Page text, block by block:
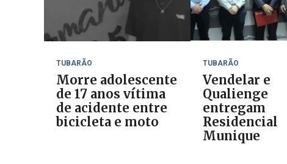
TUBARÃO
Morre adolescente
de 17 anos vítima
de acidente entre
bicicleta e moto
TUBARÃO
Vendelar e
Qualienge
entregam
Residencial
Munique